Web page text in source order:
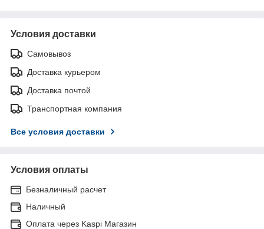
Условия доставки
Самовывоз
Доставка курьером
Доставка почтой
Транспортная компания
Все условия доставки
Условия оплаты
Безналичный расчет
Наличный
Оплата через Kaspi Магазин